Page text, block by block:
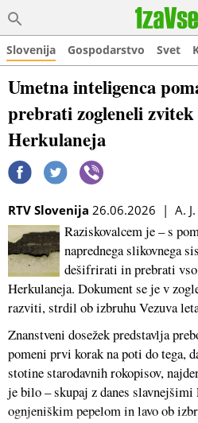
Slovenija Gospodarstvo Svet
Umetna inteligenca
prebrati zogleneli
Herkulaneja
RTV Slovenija 26.06.2026 | A. J.
Raziskovalcem je – s
naprednega slikovnega
dešifrirati in prebrati
Herkulaneja. Dokument se je v
razviti, strdil ob izbruhu Vezuva
Znanstveni dosežek predstavlja
pomeni prvi korak na poti do tega,
stotine starodavnih rokopisov,
je bilo – skupaj z danes slavnejšimi
ognjeniškim pepelom in lavo ob